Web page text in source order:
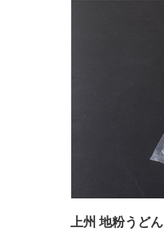
上州 地粉うどん